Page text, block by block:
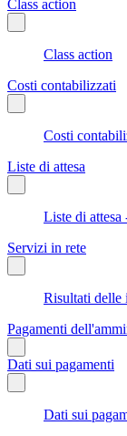
Class action
Class action
Costi contabilizzati
Costi
Liste di attesa
Liste di attesa
Servizi in rete
Risultati delle
Pagamenti
Dati sui pagamenti
Dati sui